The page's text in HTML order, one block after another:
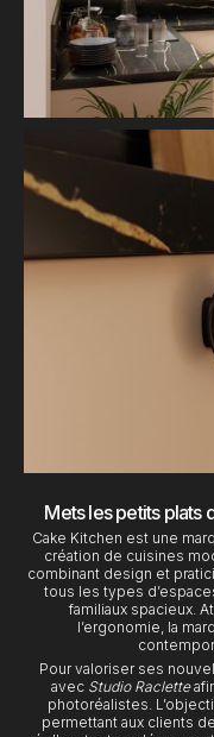
Mets les petits plats
Cake Kitchen est une
création de cuisines
combinant design et
tous les types
familiaux spacieux.
l’ergonomie, la
Pour valoriser ses
avec Studio Raclette
photoréalistes.
permettant aux clients